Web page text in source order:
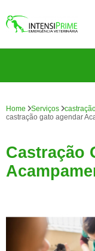
Home Serviços
castração gato agendar
Castração